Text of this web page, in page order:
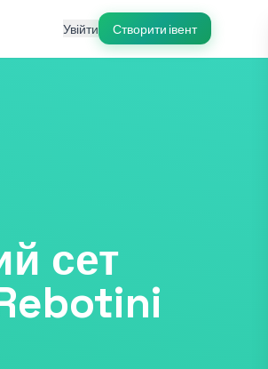
Увійти Створити івент
сет